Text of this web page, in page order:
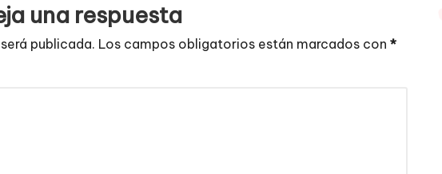
una respuesta
publicada. Los campos obligatorios están marcados con*